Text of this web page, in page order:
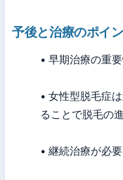
予後と治療のポイ
• 早期治療の重
• 女性型脱毛症
ることで脱毛の
• 継続治療が必要